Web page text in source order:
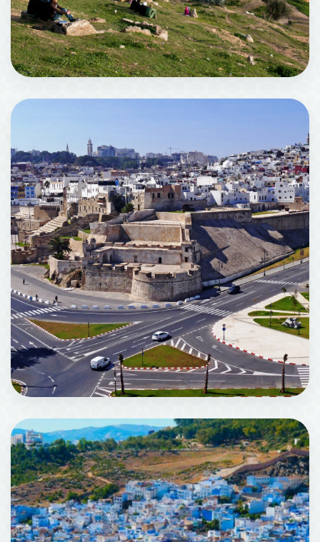
非斯Medina (Fès-Médina)
丹吉尔 (Tanger)
219 机构场所